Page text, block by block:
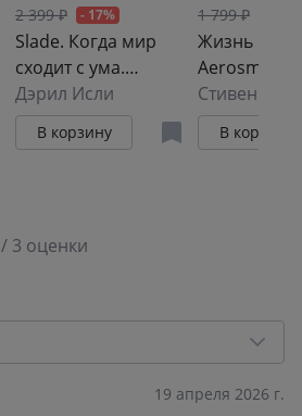
2 399 ₽ - 17%
Slade. Когда мир
сходит с ума.
Первая биография
группы
Дэрил Исли
В корзину
1 799 ₽
Жизнь на
Aerosmith
Стивен
В корзину
/ 3 оценки
0
19 апреля 2026 г.